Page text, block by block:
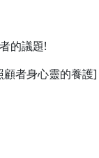
的議題!
者身心靈的養護